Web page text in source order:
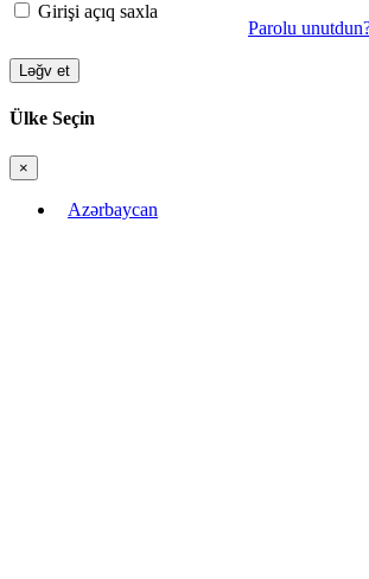
Girişi açıq saxla
Parolu
Ləğv et
Ülke Seçin
×
Bağla
Azərbaycan